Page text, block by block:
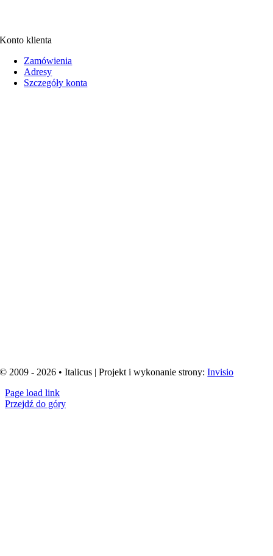
Konto klienta
Zamówienia
Adresy
Szczegóły konta
© 2009 - 2026 • Italicus | Projekt i wykonanie strony:Invisio
Page load link
Przejdź do góry